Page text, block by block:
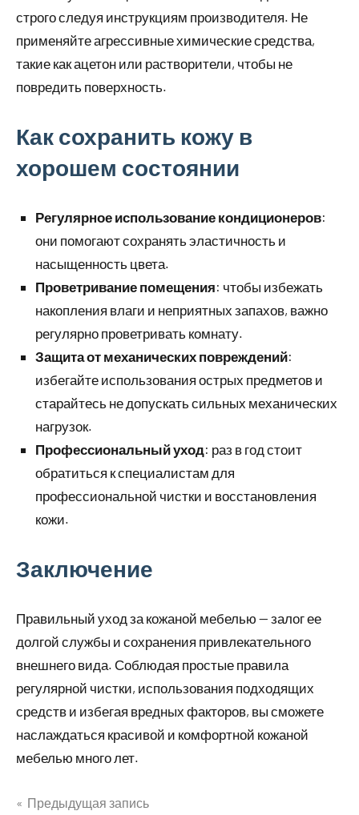
строго следуя инструкциям производителя. Не
применяйте агрессивные химические средства,
такие как ацетон или растворители, чтобы не
повредить поверхность.
Как сохранить кожу в
хорошем состоянии
Регулярное использование кондиционеров:
они помогают сохранять эластичность и
насыщенность цвета.
Проветривание помещения: чтобы избежать
накопления влаги и неприятных запахов, важно
регулярно проветривать комнату.
Защита от механических повреждений:
избегайте использования острых предметов и
старайтесь не допускать сильных механических
нагрузок.
Профессиональный уход: раз в год стоит
обратиться к специалистам для
профессиональной чистки и восстановления
кожи.
Заключение
Правильный уход за кожаной мебелью — залог ее
долгой службы и сохранения привлекательного
внешнего вида. Соблюдая простые правила
регулярной чистки, использования подходящих
средств и избегая вредных факторов, вы сможете
наслаждаться красивой и комфортной кожаной
мебелью много лет.
Предыдущая запись